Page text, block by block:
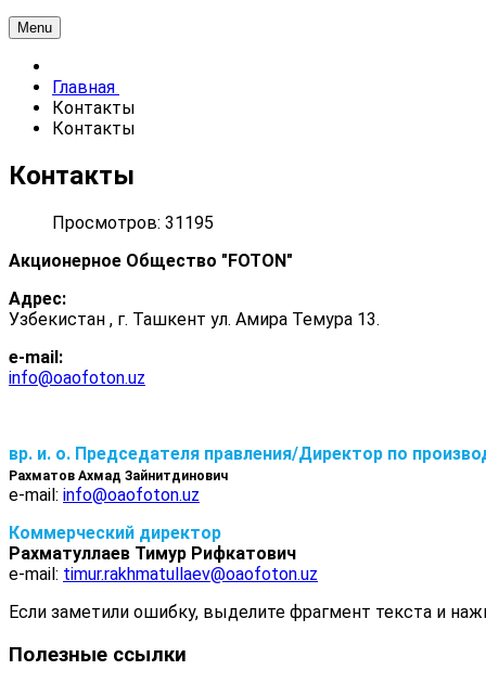
Menu
Главная
Контакты
Контакты
Контакты
Просмотров: 31195
Акционерное Общество "FOTON"
Адрес:
Узбекистан , г. Ташкент ул. Амира Темура 13.
e-mail:
info@oaofoton.uz
вр. и. о. Председателя правления/Директор по
Рахматов Ахмад Зайнитдинович
e-mail: info@oaofoton.uz
Коммерческий директор
Рахматуллаев Тимур Рифкатович
e-mail: timur.rakhmatullaev@oaofoton.uz
Если заметили ошибку, выделите фрагмент текста и
Полезные ссылки